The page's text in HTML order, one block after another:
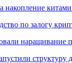
накопление
по залогу
наращивание